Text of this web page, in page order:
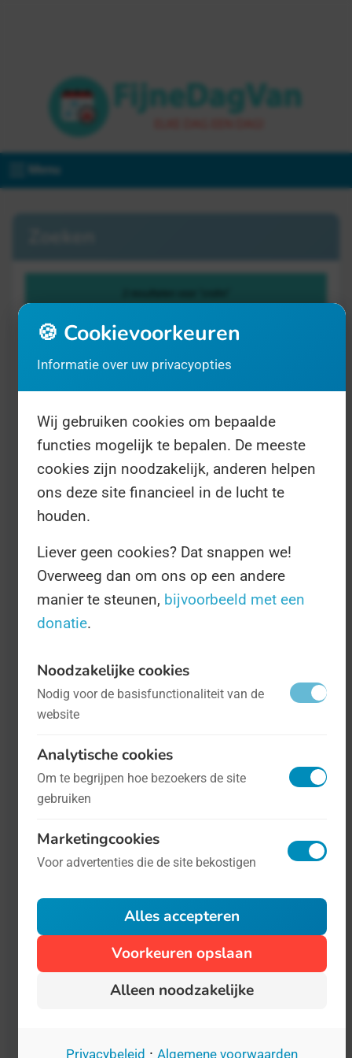
Menu
Internationale Dag van de Ziekte van
Crohn
- op 19 mei Gezondheid
zoals Crohn of Colitis is niet eenvoudig.
Op 19 mei, Wereld IBD-dag, wordt er
stilgestaan bij deze slopende en
Wereld Stomadag- op 3 oktober
Gezondheid
Het is makkelijk grappen te maken over
stoma's, maar in werkelijkheid is leven
met een stoma een lastige opgave. En
🍪 Cookievoorkeuren
Informatie over uw privacyopties
Wij gebruiken cookies om bepaalde
functies mogelijk te bepalen. De meeste
cookies zijn noodzakelijk, anderen helpen
ons deze site financieel in de lucht te
houden.
Liever geen cookies? Dat snappen we!
Overweeg dan om ons op een andere
manier te steunen, bijvoorbeeld met een
donatie.
Noodzakelijke cookies
Nodig voor de basisfunctionaliteit van de
website
Analytische cookies
Om te begrijpen hoe bezoekers de site
gebruiken
Marketingcookies
Voor advertenties die de site bekostigen
Alles accepteren
Voorkeuren opslaan
Alleen noodzakelijke
Privacybeleid · Algemene voorwaarden